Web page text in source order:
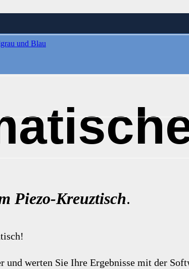
Piezo-Kreuztisch.
werten Sie Ihre Ergebnisse mit der